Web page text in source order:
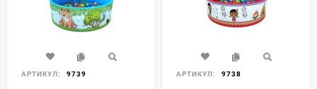
АРТИКУЛ: 9739 АРТИКУЛ: 9738